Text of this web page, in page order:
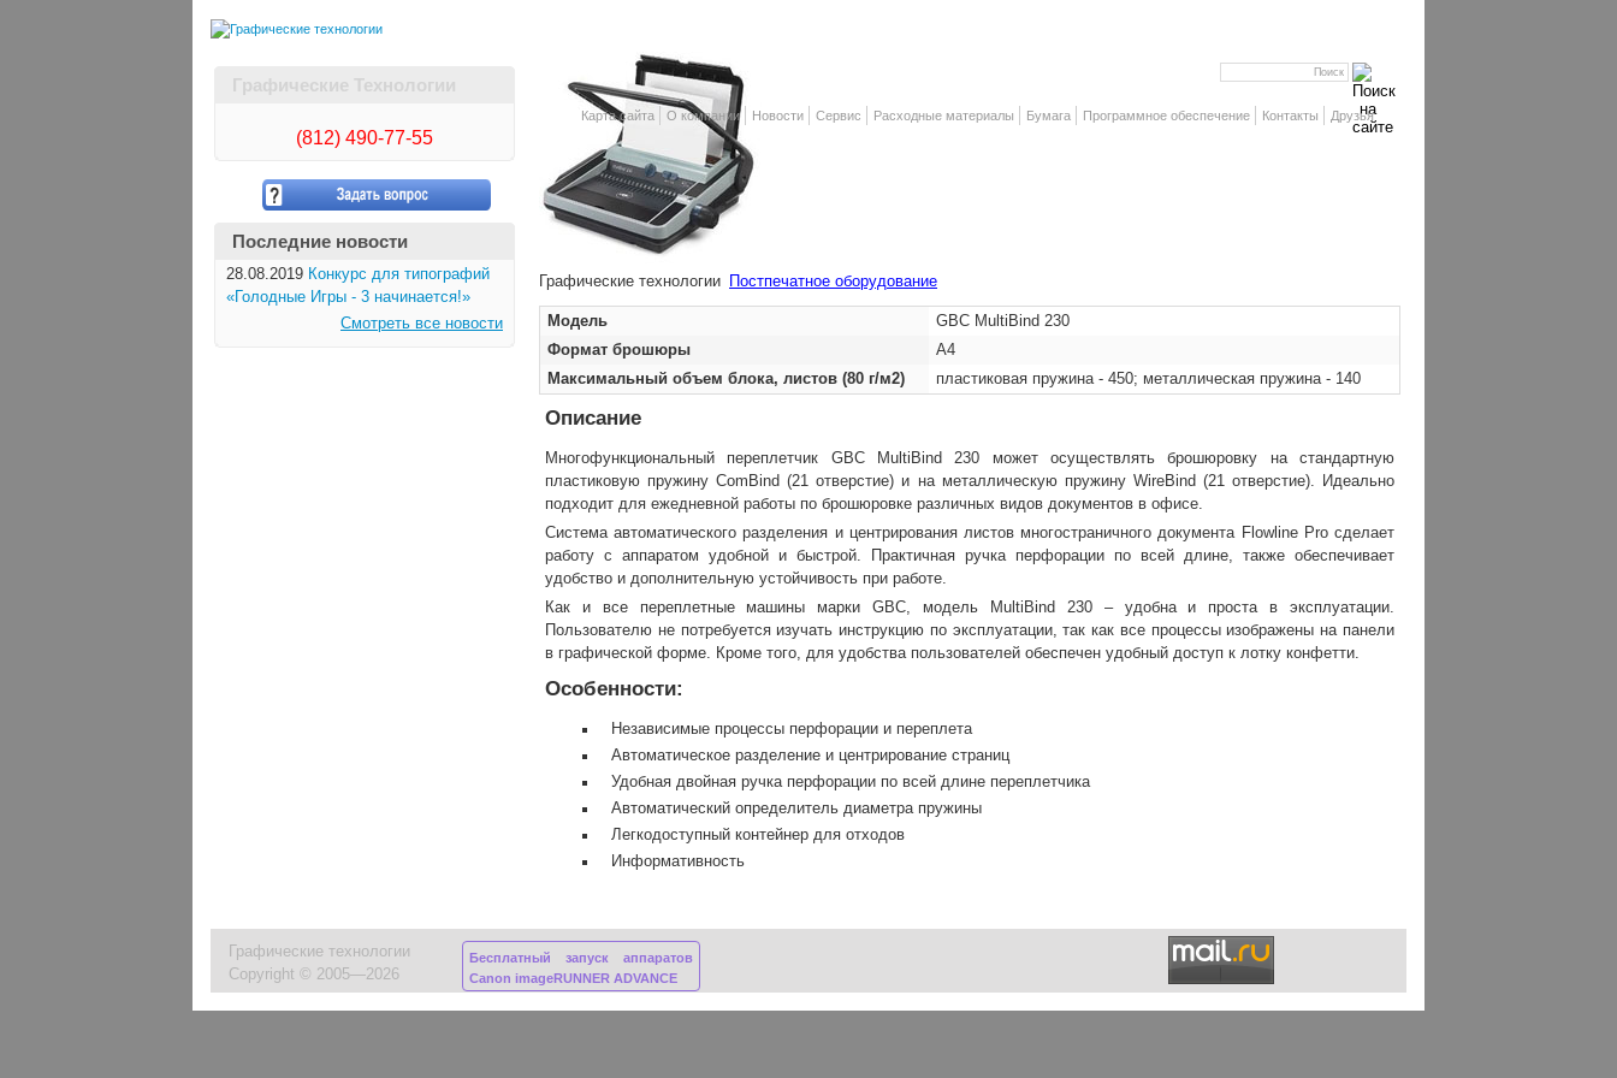
Карта сайта О компании Новости Сервис Расходные материалы Бумага Программное обеспечение Контакты Друзья
Графические Технологии
(812) 490-77-55
Последние новости
28.08.2019 Конкурс для типографий
«Голодные Игры - 3 начинается!»
Смотреть все новости
Графические технологии Постпечатное оборудование
Модель
GBC MultiBind 230
Формат брошюры
А4
Максимальный объем блока, листов (80 г/м2)
пластиковая пружина - 450; металлическая пружина - 140
Описание
Многофункциональный переплетчик GBC MultiBind 230 может осуществлять брошюровку на стандартную
пластиковую пружину ComBind (21 отверстие) и на металлическую пружину WireBind (21 отверстие). Идеально
подходит для ежедневной работы по брошюровке различных видов документов в офисе.
Система автоматического разделения и центрирования листов многостраничного документа Flowline Pro сделает
работу с аппаратом удобной и быстрой. Практичная ручка перфорации по всей длине, также обеспечивает
удобство и дополнительную устойчивость при работе.
Как и все переплетные машины марки GBC, модель MultiBind 230 – удобна и проста в эксплуатации.
Пользователю не потребуется изучать инструкцию по эксплуатации, так как все процессы изображены на панели
в графической форме. Кроме того, для удобства пользователей обеспечен удобный доступ к лотку конфетти.
Особенности:
Независимые процессы перфорации и переплета
Автоматическое разделение и центрирование страниц
Удобная двойная ручка перфорации по всей длине переплетчика
Автоматический определитель диаметра пружины
Легкодоступный контейнер для отходов
Информативность
Графические технологии
Copyright © 2005—2026
Бесплатный запуск аппаратов
Canon imageRUNNER ADVANCE